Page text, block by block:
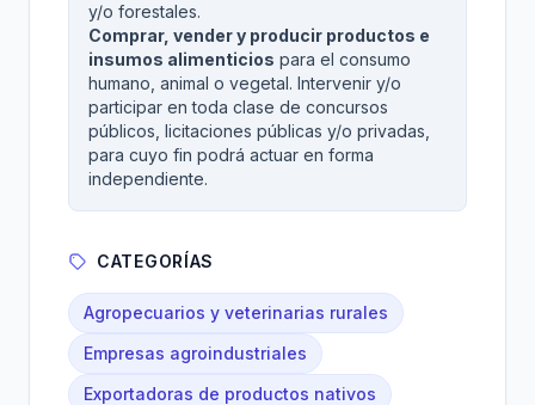
y/o forestales.
Comprar, vender y producir productos e
insumos alimenticios para el consumo
humano, animal o vegetal. Intervenir y/o
participar en toda clase de concursos
públicos, licitaciones públicas y/o privadas,
para cuyo fin podrá actuar en forma
independiente.
CATEGORÍAS
Agropecuarios y veterinarias rurales
Empresas agroindustriales
Exportadoras de productos nativos